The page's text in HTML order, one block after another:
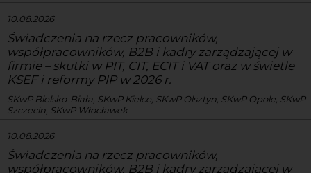
10.08.2026
Świadczenia na rzecz pracowników,
współpracowników, B2B i kadry zarządzającej w
firmie – skutki w PIT, CIT, ECIT i VAT oraz w świetle
KSEF i reformy PIP w 2026 r.
SKwP Bielsko-Biała, SKwP Kielce, SKwP Olsztyn, SKwP Opole, SKwP
Szczecin, SKwP Włocławek
10.08.2026
Świadczenia na rzecz pracowników,
współpracowników, B2B i kadry zarządzającej w